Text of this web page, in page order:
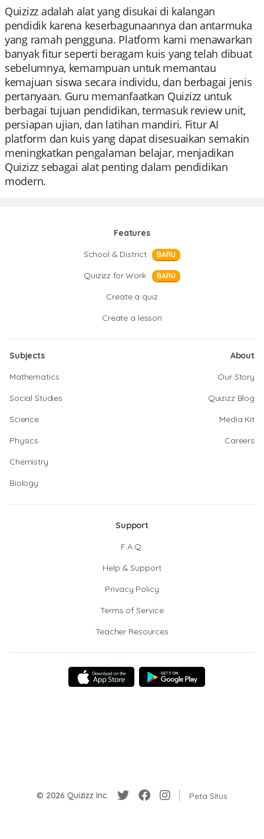
Quizizz adalah alat yang disukai di kalangan
pendidik karena keserbagunaannya dan antarmuka
yang ramah pengguna. Platform kami menawarkan
banyak fitur seperti beragam kuis yang telah dibuat
sebelumnya, kemampuan untuk memantau
kemajuan siswa secara individu, dan berbagai jenis
pertanyaan. Guru memanfaatkan Quizizz untuk
berbagai tujuan pendidikan, termasuk review unit,
persiapan ujian, dan latihan mandiri. Fitur AI
platform dan kuis yang dapat disesuaikan semakin
meningkatkan pengalaman belajar, menjadikan
Quizizz sebagai alat penting dalam pendidikan
modern.
Features
School & District
BARU
Quizizz for Work BARU
Create a quiz
Create a lesson
Subjects
Mathematics
Social Studies
Science
Physics
Chemistry
Biology
About
Our Story
Quizizz Blog
Media Kit
Careers
Support
F.A.Q.
Help & Support
Privacy Policy
Terms of Service
Teacher Resources
© 2026 Quizizz Inc. Peta Situs